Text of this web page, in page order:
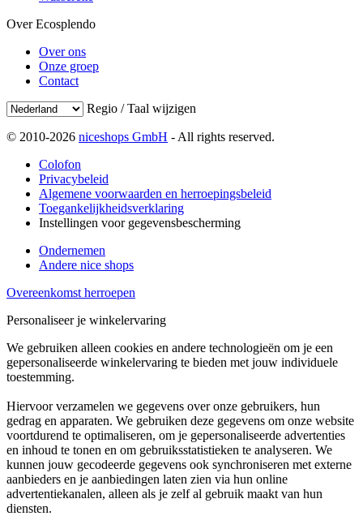
Over Ecosplendo
Over ons
Onze groep
Contact
Regio / Taal wijzigen
© 2010-2026 niceshops GmbH - All rights reserved.
Colofon
Privacybeleid
Algemene voorwaarden en herroepingsbeleid
Toegankelijkheidsverklaring
Instellingen voor gegevensbescherming
Ondernemen
Andere nice shops
Overeenkomst herroepen
Personaliseer je winkelervaring
We gebruiken alleen cookies en andere technologieën om je een
gepersonaliseerde winkelervaring te bieden met jouw individuele
toestemming.
Hiervoor verzamelen we gegevens over onze gebruikers, hun
gedrag en apparaten. We gebruiken deze gegevens om onze website
voortdurend te optimaliseren, om je gepersonaliseerde advertenties
en inhoud te tonen en om gebruiksstatistieken te analyseren. We
kunnen jouw gecodeerde gegevens ook synchroniseren met externe
aanbieders en je aanbiedingen laten zien via hun online
advertentiekanalen, alleen als je zelf al gebruik maakt van hun
diensten.